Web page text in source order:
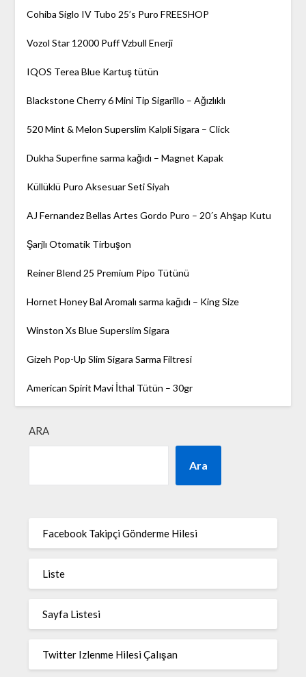
Cohiba Siglo IV Tubo 25’s Puro FREESHOP
Vozol Star 12000 Puff Vzbull Enerji
IQOS Terea Blue Kartuş tütün
Blackstone Cherry 6 Mini Tip Sigarillo – Ağızlıklı
520 Mint & Melon Superslim Kalpli Sigara – Click
Dukha Superfine sarma kağıdı – Magnet Kapak
Küllüklü Puro Aksesuar Seti Siyah
AJ Fernandez Bellas Artes Gordo Puro – 20´s Ahşap Kutu
Şarjlı Otomatik Tirbuşon
Reiner Blend 25 Premium Pipo Tütünü
Hornet Honey Bal Aromalı sarma kağıdı – King Size
Winston Xs Blue Superslim Sigara
Gizeh Pop-Up Slim Sigara Sarma Filtresi
American Spirit Mavi İthal Tütün – 30gr
ARA
Ara
Facebook Takipçi Gönderme Hilesi
Liste
Sayfa Listesi
Twitter Izlenme Hilesi Çalışan